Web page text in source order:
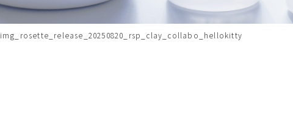
img_rosette_release_20250820_rsp_clay_collabo_hellokitty